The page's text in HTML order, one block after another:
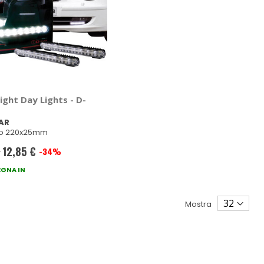
Day Lights - D-
220x25mm
Prezzo
speciale
12,85 € -34%
IN
Mostra